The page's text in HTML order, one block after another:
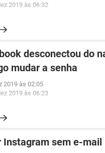
2019 às 06:32
desconectou do
mudar a senha
2019 às 02:05
2019 às 06:23
Instagram sem e-